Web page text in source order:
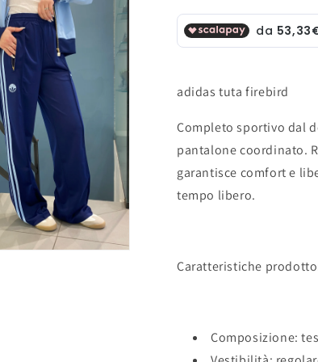
adidas tuta firebird
Completo sportivo dal
pantalone coordinato.
garantisce comfort e
tempo libero.
Caratteristiche
Composizione: